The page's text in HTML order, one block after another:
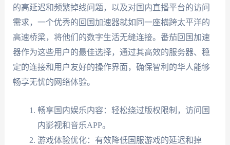
的高延迟和频繁掉线问题，以及对国内直播平台的访问
需求，一个优秀的回国加速器就如同一座横跨太平洋的
高速桥梁，将他们的数字生活无缝连接。番茄回国加速
器作为这些用户的最佳选择，通过其高效的服务器、稳
定的连接和用户友好的操作界面，确保智利的华人能够
畅享无忧的网络体验。
畅享国内娱乐内容：轻松绕过版权限制，访问国
内影视和音乐APP。
游戏体验优化：有效降低国服游戏的延迟和掉